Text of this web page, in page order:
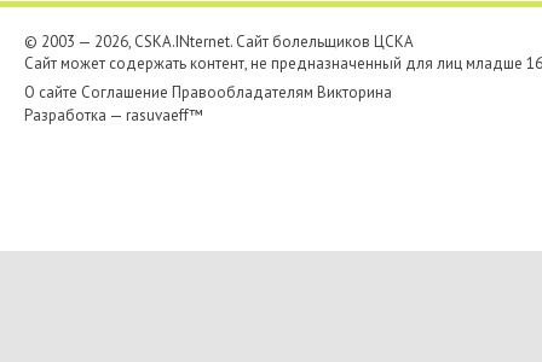
© 2003 — 2026, CSKA.INternet. Cайт болельщиков ЦСКА
Сайт может содержать контент, не предназначенный для лиц младше
О сайте Соглашение Правообладателям Викторина
Разработка — rasuvaeff™